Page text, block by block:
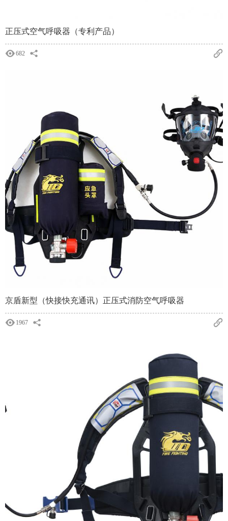
正压式空气呼吸器（专利产品）
682
京盾新型（快接快充通讯）正压式消防空气呼吸器
1967